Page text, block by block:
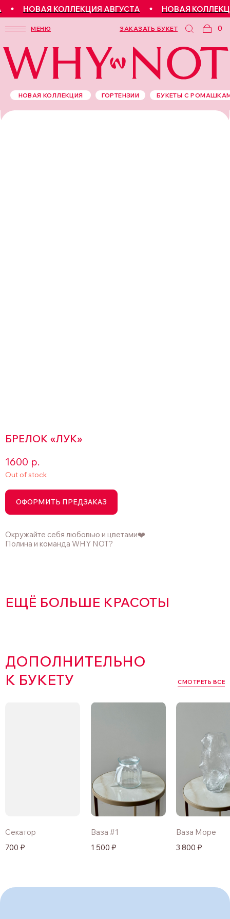
НОВАЯ КОЛЛЕКЦИЯ АВГУСТА НОВАЯ
МЕНЮ 0
ЗАКАЗАТЬ БУКЕТ
БУКЕТЫ С
НОВАЯ КОЛЛЕКЦИЯ ГОРТЕНЗИИ
БРЕЛОК «ЛУК»
1600 р.
Out of stock
ОФОРМИТЬ ПРЕДЗАКАЗ
Окружайте себя любовью и цветами❤️
Полина и команда WHY NOT?
ЕЩЁ БОЛЬШЕ КРАСОТЫ
ДОПОЛНИТЕЛЬНО
К БУКЕТУ
СМОТРЕТЬ ВСЕ
1 500 ₽
Ваза #1
3 800 ₽
Ваза Море
700 ₽
Секатор